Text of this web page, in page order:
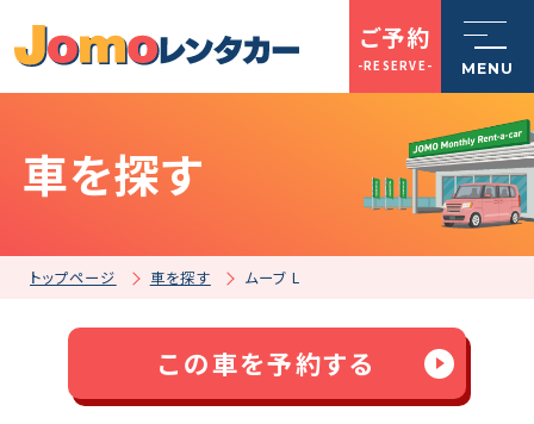
MENU
トップページ
Jomoレンタカーとは
ご予約
-RESERVE-
車を探す
トップページ 車を探す ムーブ L
この車を予約する